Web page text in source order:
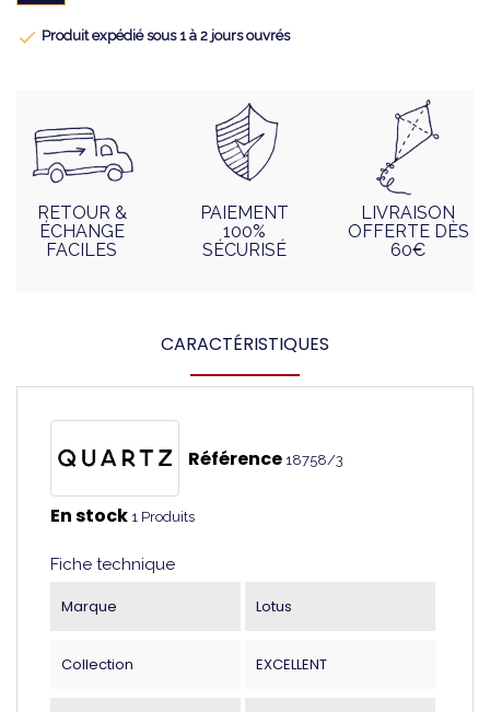
 Produit expédié sous 1 à 2 jours ouvrés
RETOUR &
ÉCHANGE
FACILES
PAIEMENT
100%
SÉCURISÉ
LIVRAISON
OFFERTE DÈS
60€
CARACTÉRISTIQUES
Référence 18758/3
En stock 1 Produits
Fiche technique
Marque Lotus
Collection EXCELLENT